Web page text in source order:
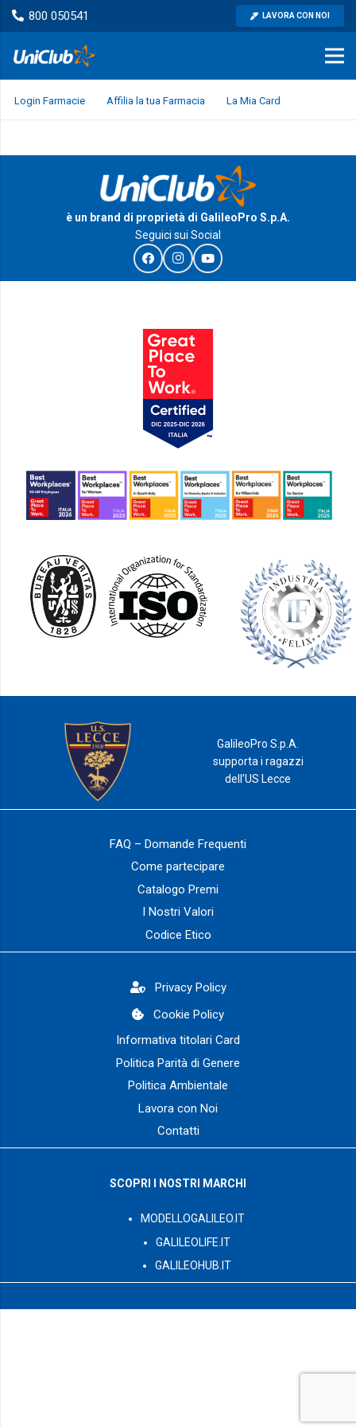
800 050541 LAVORA CON NOI
Login Farmacie Affilia la tua Farmacia La Mia Card
è un brand di proprietà di GalileoPro S.p.A.
Seguici sui Social
GalileoPro S.p.A.
supporta i ragazzi
dell’US Lecce
FAQ – Domande Frequenti
Come partecipare
Catalogo Premi
I Nostri Valori
Codice Etico
Privacy Policy
Cookie Policy
Informativa titolari Card
Politica Parità di Genere
Politica Ambientale
Lavora con Noi
Contatti
SCOPRI I NOSTRI MARCHI
MODELLOGALILEO.IT
GALILEOLIFE.IT
GALILEOHUB.IT